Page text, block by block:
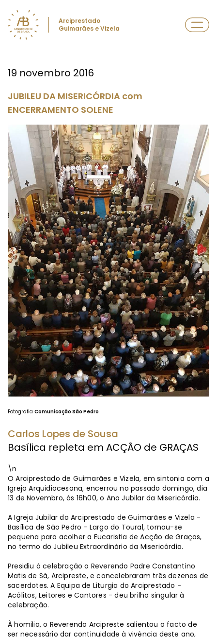
Arciprestado
Guimarães e Vizela
19 novembro 2016
JUBILEU DA MISERICÓRDIA com
ENCERRAMENTO SOLENE
Fotografia Comunicação São Pedro
Carlos Lopes de Sousa
Basílica repleta em ACÇÃO de GRAÇAS
\n
O Arciprestado de Guimarães e Vizela, em sintonia com a
Igreja Arquidiocesana, encerrou no passado domingo, dia
13 de Novembro, às 16h00, o Ano Jubilar da Misericórdia.
A Igreja Jubilar do Arciprestado de Guimarães e Vizela -
Basílica de São Pedro - Largo do Toural, tornou-se
pequena para acolher a Eucaristia de Acção de Graças,
no termo do Jubileu Extraordinário da Misericórdia.
Presidiu à celebração o Reverendo Padre Constantino
Matis de Sá, Arcipreste, e concelebraram três dezenas de
sacerdotes. A Equipa de Liturgia do Arciprestado -
Acólitos, Leitores e Cantores - deu brilho singular à
celebração.
À homilia, o Reverendo Arcipreste salientou o facto de
ser necessário dar continuidade à vivência deste ano,